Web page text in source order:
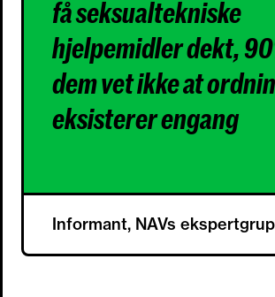
få seksualtekniske
hjelpemidler dekt,
dem vet ikke at
eksisterer engang
Informant, NAVs